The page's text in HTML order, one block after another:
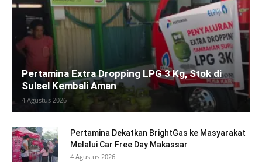
Pertamina Extra Dropping LPG 3 Kg, Stok di
Sulsel Kembali Aman
4 Agustus 2026
Pertamina Dekatkan BrightGas ke Masyarakat
Melalui Car Free Day Makassar
4 Agustus 2026